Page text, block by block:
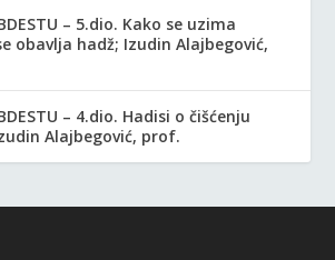
– 5.dio. Kako se uzima
obavlja hadž; Izudin Alajbegović,
– 4.dio. Hadisi o čišćenju
Alajbegović, prof.